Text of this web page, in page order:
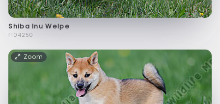
Shiba Inu Welpe
f104250
Zoom